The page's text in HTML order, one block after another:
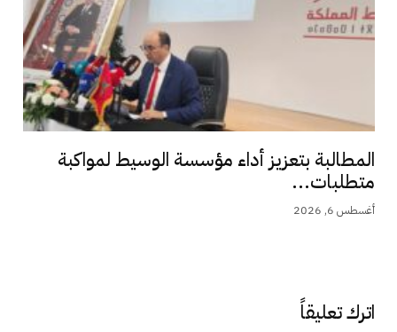
المطالبة بتعزيز أداء مؤسسة الوسيط لمواكبة
متطلبات...
أغسطس 6, 2026
اترك تعليقاً